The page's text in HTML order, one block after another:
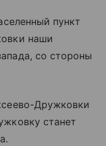
пункт
наши
со стороны
Дружковки
станет